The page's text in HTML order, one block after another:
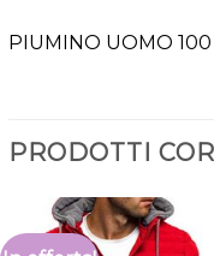
PIUMINO UOMO
PRODOTTI